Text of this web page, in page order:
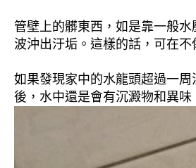
管壁上的髒東西，如是靠一般
波沖出汙垢。這樣的話，可在
如果發現家中的水龍頭超過一
後，水中還是會有沉澱物和異